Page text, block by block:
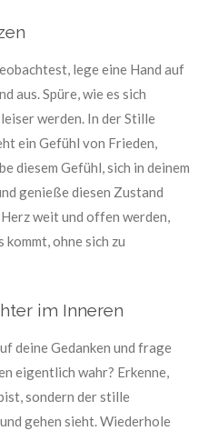
lege eine Hand auf
aus. Spüre, wie es sich
werden. In der Stille
ein Gefühl von Frieden,
diesem Gefühl, sich in deinem
genieße diesen Zustand
weit und offen werden,
kommt, ohne sich zu
im Inneren
deine Gedanken und frage
eigentlich wahr? Erkenne,
sondern der stille
gehen sieht. Wiederhole